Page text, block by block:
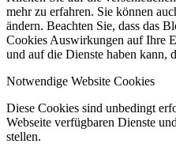
mehr zu erfahren. Sie können
ändern. Beachten Sie, dass das
Cookies Auswirkungen auf Ihre
und auf die Dienste haben kann,
Notwendige Website Cookies
Diese Cookies sind unbedingt
Webseite verfügbaren Dienste
stellen.